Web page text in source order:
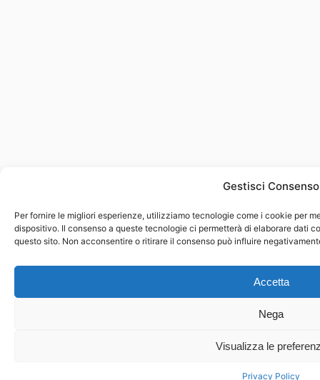
Gestisci Consenso
Per fornire le migliori esperienze, utilizziamo tecnologie come i cookie per
dispositivo. Il consenso a queste tecnologie ci permetterà di elaborare dati
questo sito. Non acconsentire o ritirare il consenso può influire
Accetta
Nega
Visualizza le
Privacy Policy